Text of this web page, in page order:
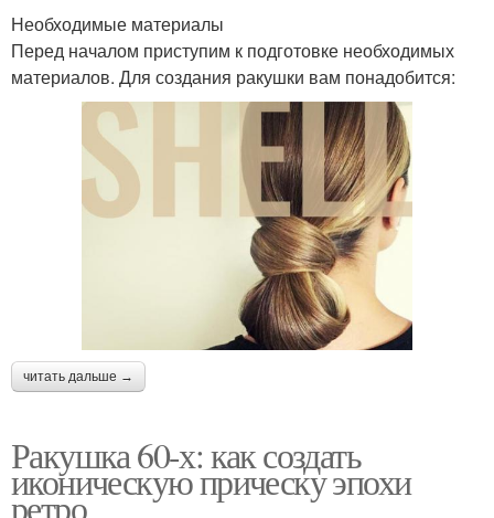
Необходимые материалы
Перед началом приступим к подготовке необходимых
материалов. Для создания ракушки вам понадобится:
читать дальше →
Ракушка 60-х: как создать
иконическую прическу эпохи
ретро